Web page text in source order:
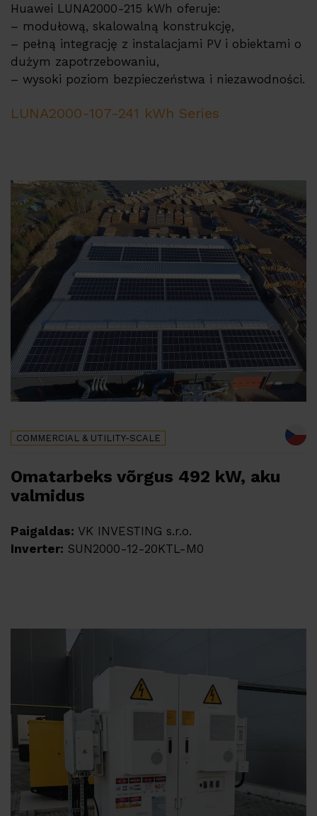
Huawei LUNA2000-215 kWh oferuje:
– modułową, skalowalną konstrukcję,
– pełną integrację z instalacjami PV i obiektami o
dużym zapotrzebowaniu,
– wysoki poziom bezpieczeństwa i niezawodności.
LUNA2000-107-241 kWh Series
COMMERCIAL & UTILITY-SCALE
Omatarbeks võrgus 492 kW, aku
valmidus
Paigaldas: VK INVESTING s.r.o.
Inverter: SUN2000-12-20KTL-M0